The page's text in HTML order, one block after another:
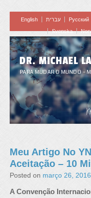
English עברית Pусский
Svenska
DR. MICHAEL
PARA MUDAR O MUNDO –
Meu Artigo No
Aceitação – 10
Posted on março 26, 2016
A Convenção